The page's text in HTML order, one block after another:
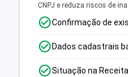
CNPJ e reduza riscos de
Confirmação de
Dados cadastrais
Situação na Receita